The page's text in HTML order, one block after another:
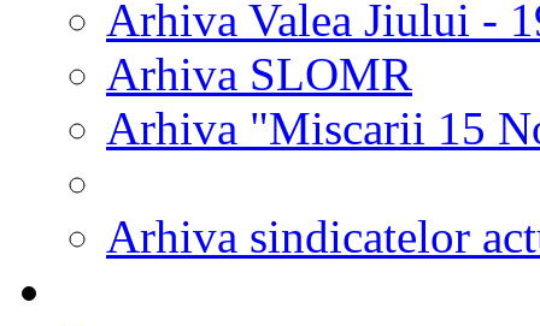
Arhiva Valea Jiului -
Arhiva SLOMR
Arhiva "Miscarii 15
Arhiva sindicatelor